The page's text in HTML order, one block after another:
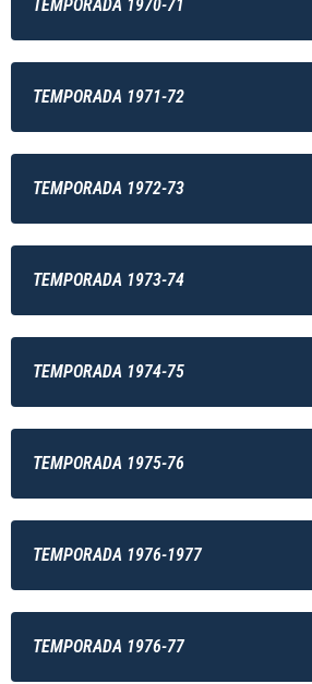
TEMPORADA 1970-71
TEMPORADA 1971-72
TEMPORADA 1972-73
TEMPORADA 1973-74
TEMPORADA 1974-75
TEMPORADA 1975-76
TEMPORADA 1976-1977
TEMPORADA 1976-77